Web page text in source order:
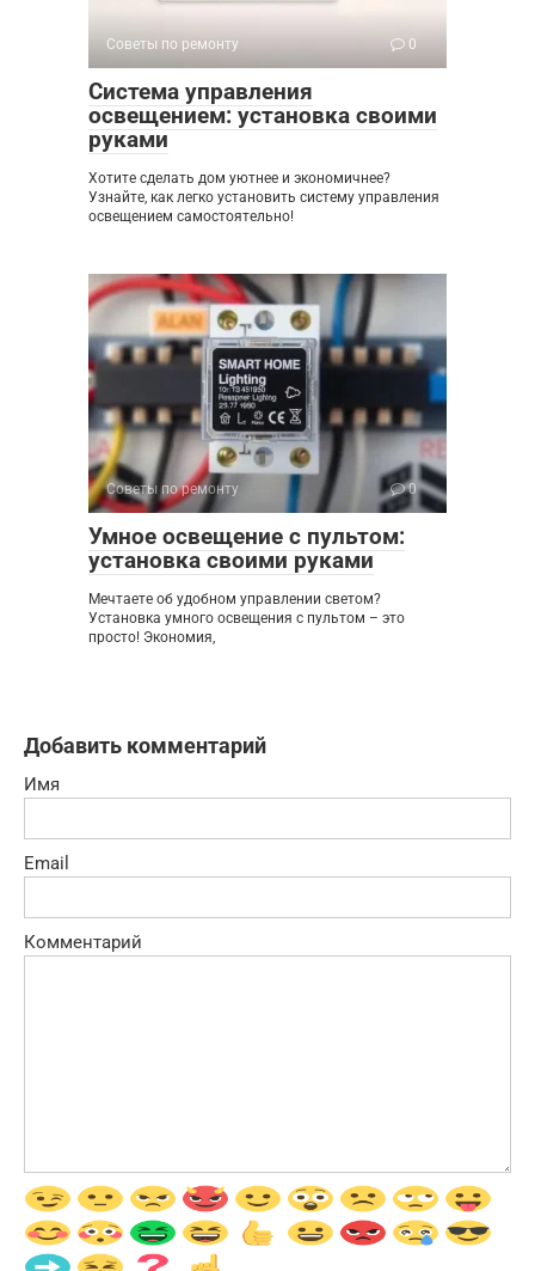
Советы по ремонту 0
Система управления
освещением: установка своими
руками
Хотите сделать дом уютнее и экономичнее?
Узнайте, как легко установить систему управления
освещением самостоятельно!
Советы по ремонту 0
Умное освещение с пультом:
установка своими руками
Мечтаете об удобном управлении светом?
Установка умного освещения с пультом – это
просто! Экономия,
Добавить комментарий
Имя
Email
Комментарий